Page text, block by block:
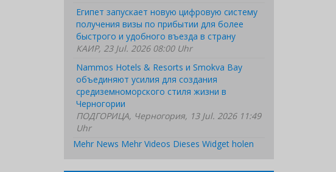
Египет запускает новую цифровую систему
получения визы по прибытии для более
быстрого и удобного въезда в страну
КАИР, 23 Jul. 2026 08:00 Uhr
Nammos Hotels & Resorts и Smokva Bay
объединяют усилия для создания
средиземноморского стиля жизни в
Черногории
ПОДГОРИЦА, Черногория, 13 Jul. 2026 11:49
Uhr
Mehr News Mehr Videos Dieses Widget holen